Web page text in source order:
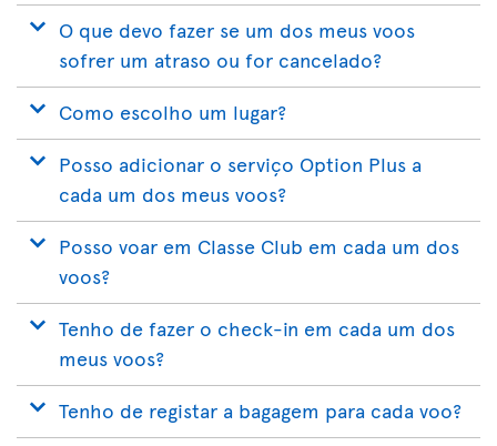
O que devo fazer se um dos meus voos
sofrer um atraso ou for cancelado?
Como escolho um lugar?
Posso adicionar o serviço Option Plus a
cada um dos meus voos?
Posso voar em Classe Club em cada um dos
voos?
Tenho de fazer o check-in em cada um dos
meus voos?
Tenho de registar a bagagem para cada voo?